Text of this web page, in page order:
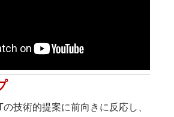
技術的提案に前向きに反応し、